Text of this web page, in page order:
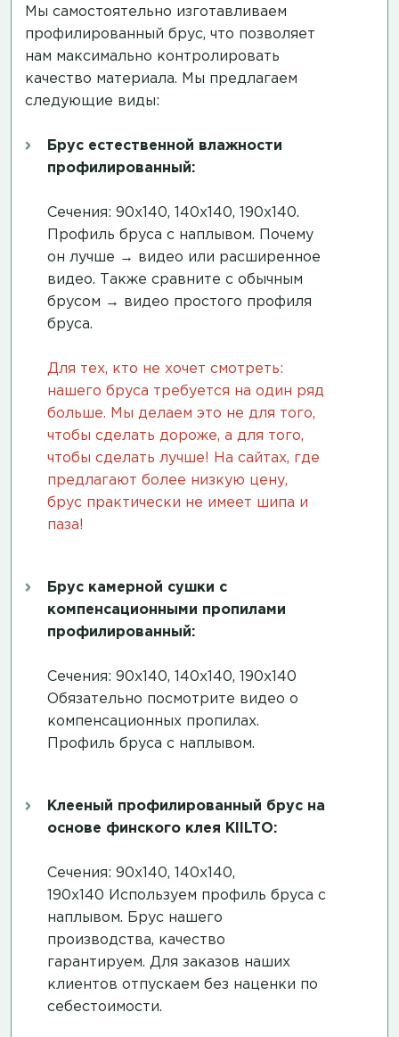
Мы самостоятельно изготавливаем
профилированный брус, что позволяет
нам максимально контролировать
качество материала. Мы предлагаем
следующие виды:
Брус естественной влажности
профилированный:
Сечения: 90х140, 140х140, 190х140.
Профиль бруса с наплывом. Почему
он лучше → видео или расширенное
видео. Также сравните с обычным
брусом → видео простого профиля
бруса.
Для тех, кто не хочет смотреть:
нашего бруса требуется на один ряд
больше. Мы делаем это не для того,
чтобы сделать дороже, а для того,
чтобы сделать лучше! На сайтах, где
предлагают более низкую цену,
брус практически не имеет шипа и
паза!
Брус камерной сушки с
компенсационными пропилами
профилированный:
Сечения: 90х140, 140х140, 190х140
Обязательно посмотрите видео о
компенсационных пропилах.
Профиль бруса с наплывом.
Клееный профилированный брус на
основе финского клея KIILTO:
Сечения: 90х140, 140х140,
190х140 Используем профиль бруса с
наплывом. Брус нашего
производства, качество
гарантируем. Для заказов наших
клиентов отпускаем без наценки по
себестоимости.